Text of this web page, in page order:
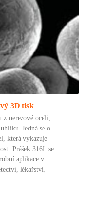
3D tisk
z nerezové oceli,
Jedná se o
která vykazuje
Prášek 316L se
aplikace v
lékařství,